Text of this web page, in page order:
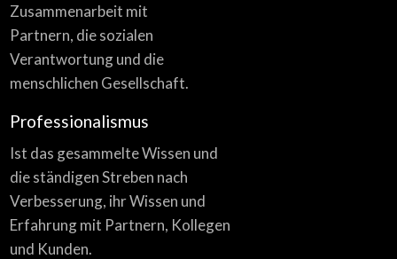
Zusammenarbeit mit
Partnern, die sozialen
Verantwortung und die
menschlichen Gesellschaft.
Professionalismus
Ist das gesammelte Wissen und
die ständigen Streben nach
Verbesserung, ihr Wissen und
Erfahrung mit Partnern, Kollegen
und Kunden.